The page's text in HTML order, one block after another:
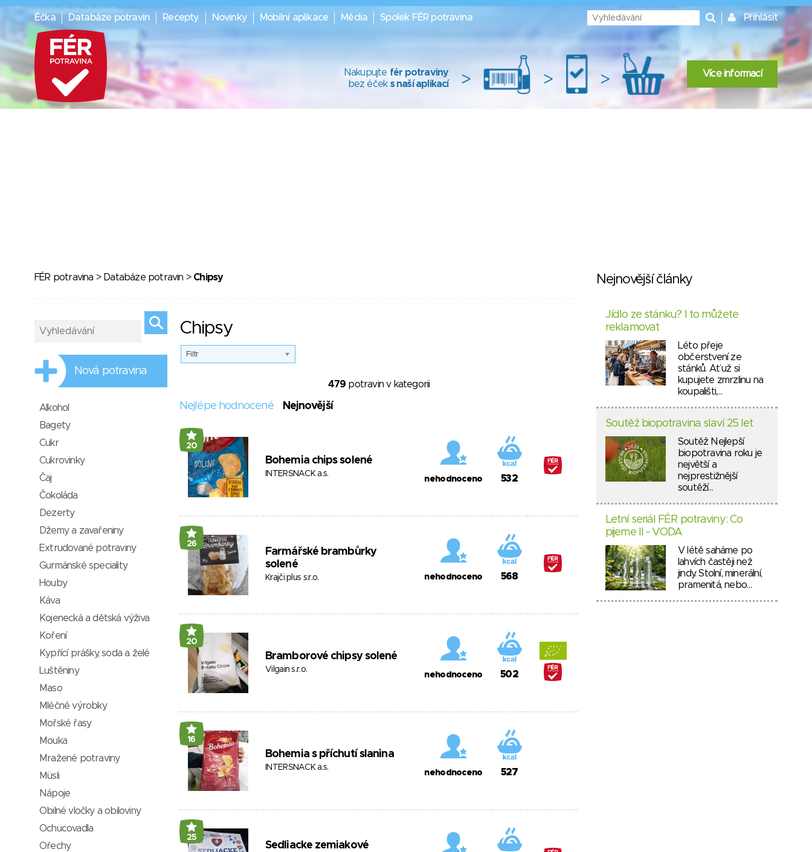
Éčka Databáze potravin Recepty Novinky Mobilní aplikace Média Spolek FÉR potravina Přihlásit
Nakupujte fér potraviny
bez éček s naší aplikací > > > Více informací
FÉR potravina > Databáze potravin > Chipsy
Chipsy
Filtr
479 potravin v kategorii
Nejlépe hodnocené Nejnovější
20
Bohemia chips solené
INTERSNACK a.s.
nehodnoceno 532
26
Farmářské brambůrky
solené
Krajči plus s.r.o. nehodnoceno 568
20
Bramborové chipsy solené
Vilgain s.r.o.
nehodnoceno 502
16
Bohemia s příchutí slanina
INTERSNACK a.s.
nehodnoceno 527
25
Sedliacke zemiakové
Nová potravina
Alkohol
Bagety
Cukr
Cukrovinky
Čaj
Čokoláda
Dezerty
Džemy a zavařeniny
Extrudované potraviny
Gurmánské speciality
Houby
Káva
Kojenecká a dětská výživa
Koření
Kypřící prášky, soda a želé
Luštěniny
Maso
Mléčné výrobky
Mořské řasy
Mouka
Mražené potraviny
Müsli
Nápoje
Obilné vločky a obiloviny
Ochucovadla
Ořechy
Nejnovější články
Jídlo ze stánku? I to můžete
reklamovat
Léto přeje
občerstvení ze
stánků. Ať už si
kupujete zmrzlinu na
koupališti,…
Soutěž biopotravina slaví 25 let
Soutěž Nejlepší
biopotravina roku je
největší a
nejprestižnější
soutěží…
Letní seriál FÉR potraviny: Co
pijeme II - VODA
V létě saháme po
lahvích častěji než
jindy. Stolní, minerální,
pramenitá, nebo…